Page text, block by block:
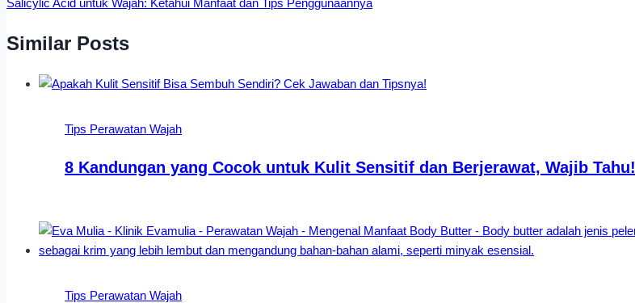
Salicylic Acid untuk Wajah: Ketahui Manfaat dan Tips Penggunaannya
Similar Posts
Tips Perawatan Wajah
8 Kandungan yang Cocok untuk Kulit Sensitif dan Berjerawat, Wajib Tahu!
Tips Perawatan Wajah